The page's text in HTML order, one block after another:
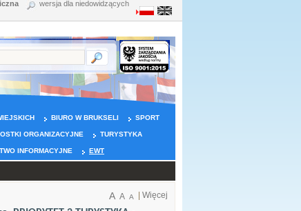
wersja dla niedowidzących
BIURO W BRUKSELI SPORT
ORGANIZACYJNE TURYSTYKA
INFORMACYJNE EWT
Więcej
A A A